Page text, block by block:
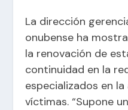
La dirección
onubense ha
la renovación de
continuidad en la
especializados en
víctimas. “Supone